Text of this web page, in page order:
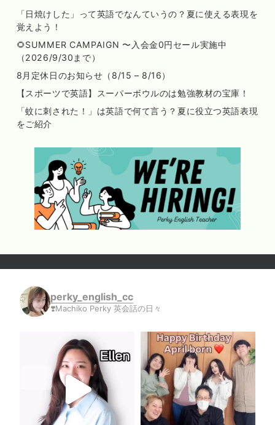
「日焼けした」って英語でなんていうの？夏に使える表現を
覚えよう！
🌻SUMMER CAMPAIGN 〜入会金0円セール実施中
（2026/9/30まで）
8月定休日のお知らせ（8/15 – 8/16）
【スポーツで英語】スーパーボウルのは勉強教材の宝庫！
「蚊に刺された！」は英語で何て言う？夏に役立つ英語表現
をご紹介
perky_english_cc
❣️Machiko Perky 英会話の日々